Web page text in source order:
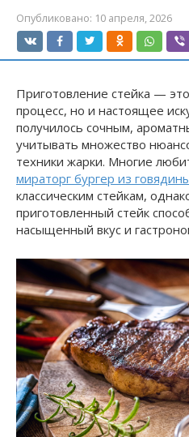
Опубликовано: 10 апреля, 2026
Приготовление стейка —
процесс, но и настоящее
получилось сочным,
учитывать множество
техники жарки. Многие
мираторг бургер из
классическим стейкам,
приготовленный стейк
насыщенный вкус и